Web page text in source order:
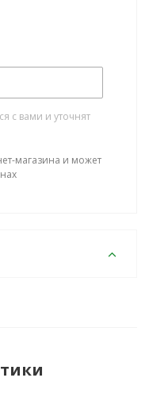
с вами и уточнят
магазина и может